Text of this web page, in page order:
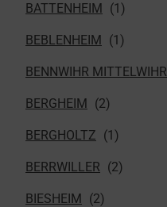
BATTENHEIM
BEBLENHEIM
BENNWIHR MITTELWIHR
BERGHEIM
BERGHOLTZ
BERRWILLER
BIESHEIM